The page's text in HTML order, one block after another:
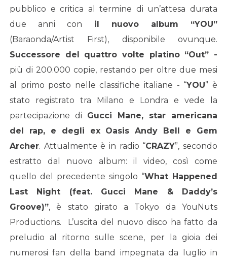
pubblico e critica al termine di un’attesa durata
due anni con il nuovo album “YOU”
(Baraonda/Artist First), disponibile ovunque.
Successore del quattro volte platino “Out” -
più di 200.000 copie, restando per oltre due mesi
al primo posto nelle classifiche italiane - “YOU” è
stato registrato tra Milano e Londra e vede la
partecipazione di Gucci Mane, star americana
del rap, e degli ex Oasis Andy Bell e Gem
Archer. Attualmente è in radio “CRAZY”, secondo
estratto dal nuovo album: il video, così come
quello del precedente singolo “What Happened
Last Night (feat. Gucci Mane & Daddy’s
Groove)”, è stato girato a Tokyo da YouNuts
Productions. L’uscita del nuovo disco ha fatto da
preludio al ritorno sulle scene, per la gioia dei
numerosi fan della band impegnata da luglio in